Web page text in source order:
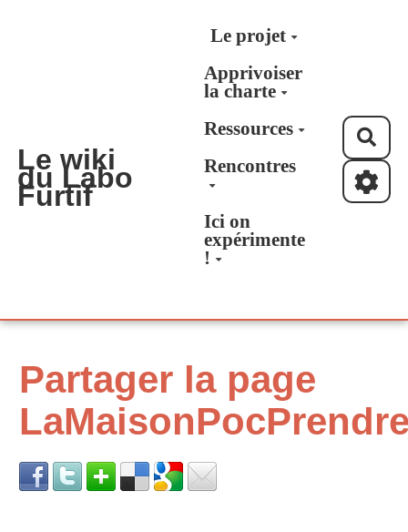
Aller au contenu principal
Le wiki
du Labo
Furtif
Le projet
Apprivoiser
la charte
Ressources
Rencontres
Ici on
expérimente
!
Partager la page